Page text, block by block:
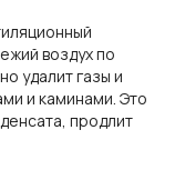
воздухпо
удалит газы и
и каминами. Это
продлит